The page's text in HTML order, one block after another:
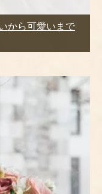
から可愛いまで